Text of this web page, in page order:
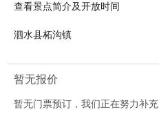
查看景点简介及开放时间
泗水县柘沟镇
暂无报价
暂无门票预订，我们正在努力补充